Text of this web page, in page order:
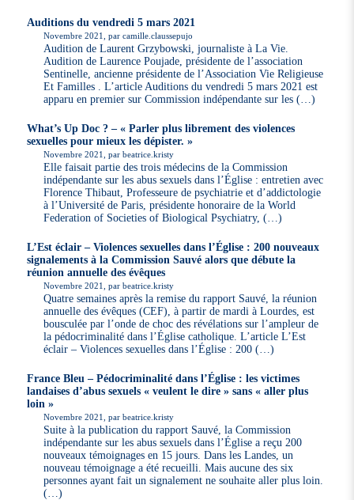
Auditions du vendredi 5 mars 2021
Novembre 2021, par camille.claussepujo
Audition de Laurent Grzybowski, journaliste à La Vie.
Audition de Laurence Poujade, présidente de l’association
Sentinelle, ancienne présidente de l’Association Vie Religieuse
Et Familles . L’article Auditions du vendredi 5 mars 2021 est
apparu en premier sur Commission indépendante sur les (…)
What’s Up Doc ? – « Parler plus librement des violences
sexuelles pour mieux les dépister. »
Novembre 2021, par beatrice.kristy
Elle faisait partie des trois médecins de la Commission
indépendante sur les abus sexuels dans l’Église : entretien avec
Florence Thibaut, Professeure de psychiatrie et d’addictologie
à l’Université de Paris, présidente honoraire de la World
Federation of Societies of Biological Psychiatry, (…)
L’Est éclair – Violences sexuelles dans l’Église : 200 nouveaux
signalements à la Commission Sauvé alors que débute la
réunion annuelle des évêques
Novembre 2021, par beatrice.kristy
Quatre semaines après la remise du rapport Sauvé, la réunion
annuelle des évêques (CEF), à partir de mardi à Lourdes, est
bousculée par l’onde de choc des révélations sur l’ampleur de
la pédocriminalité dans l’Église catholique. L’article L’Est
éclair – Violences sexuelles dans l’Église : 200 (…)
France Bleu – Pédocriminalité dans l’Église : les victimes
landaises d’abus sexuels « veulent le dire » sans « aller plus
loin »
Novembre 2021, par beatrice.kristy
Suite à la publication du rapport Sauvé, la Commission
indépendante sur les abus sexuels dans l’Église a reçu 200
nouveaux témoignages en 15 jours. Dans les Landes, un
nouveau témoignage a été recueilli. Mais aucune des six
personnes ayant fait un signalement ne souhaite aller plus loin.
(…)